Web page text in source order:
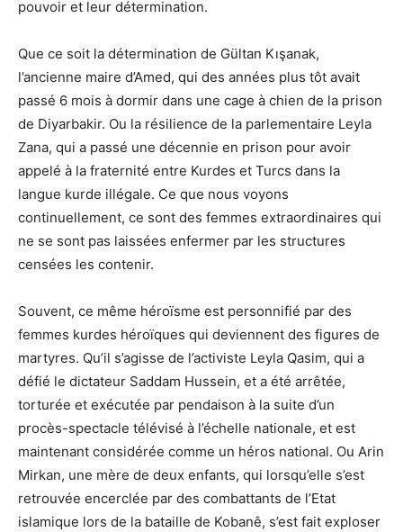
pouvoir et leur détermination.
Que ce soit la détermination de Gültan Kışanak,
l’ancienne maire d’Amed, qui des années plus tôt avait
passé 6 mois à dormir dans une cage à chien de la prison
de Diyarbakir. Ou la résilience de la parlementaire Leyla
Zana, qui a passé une décennie en prison pour avoir
appelé à la fraternité entre Kurdes et Turcs dans la
langue kurde illégale. Ce que nous voyons
continuellement, ce sont des femmes extraordinaires qui
ne se sont pas laissées enfermer par les structures
censées les contenir.
Souvent, ce même héroïsme est personnifié par des
femmes kurdes héroïques qui deviennent des figures de
martyres. Qu’il s’agisse de l’activiste Leyla Qasim, qui a
défié le dictateur Saddam Hussein, et a été arrêtée,
torturée et exécutée par pendaison à la suite d’un
procès-spectacle télévisé à l’échelle nationale, et est
maintenant considérée comme un héros national. Ou Arin
Mirkan, une mère de deux enfants, qui lorsqu’elle s’est
retrouvée encerclée par des combattants de l’Etat
islamique lors de la bataille de Kobanê, s’est fait exploser